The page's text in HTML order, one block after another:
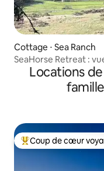
Cottage ⋅ Sea Ranch
SeaHorse Retreat :
Locations
Coups de cœur
Coup de cœur